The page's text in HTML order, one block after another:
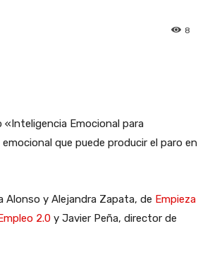
8
Emocional para
que puede producir el paro en
Alonso y Alejandra Zapata, de Empieza
2.0 y Javier Peña, director de